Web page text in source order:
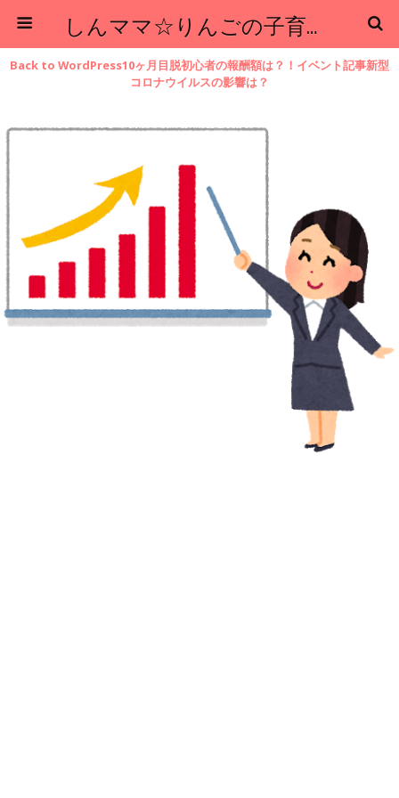
しんママ☆りんごの子育てブログ
Back to WordPress10ヶ月目脱初心者の報酬額は？！イベント記事新型
コロナウイルスの影響は？